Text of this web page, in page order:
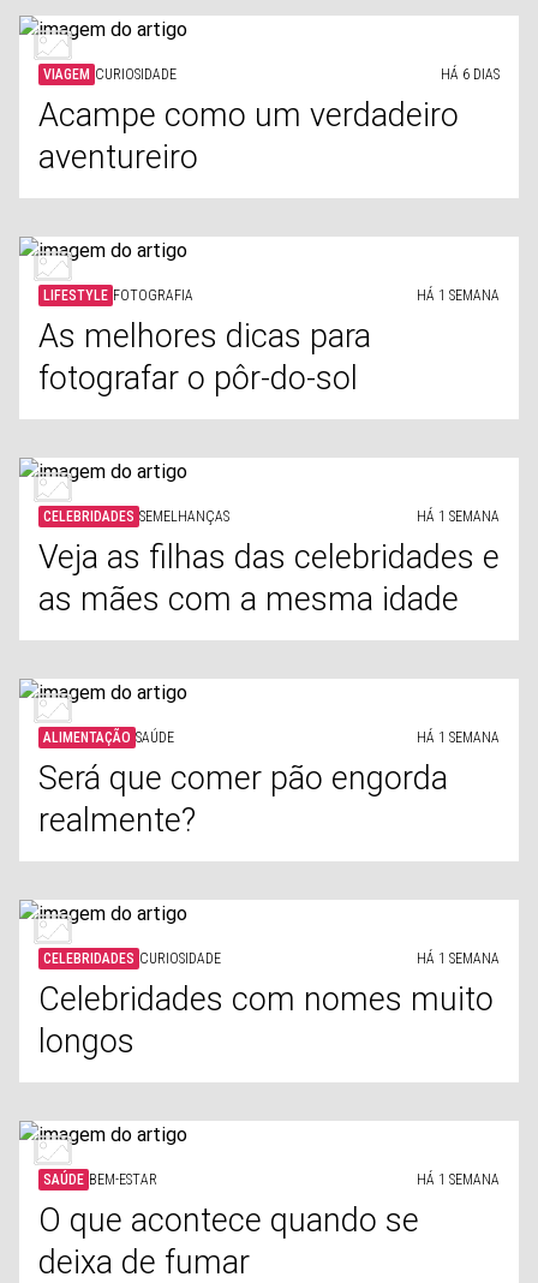
VIAGEM CURIOSIDADE HÁ 6 DIAS
Acampe como um verdadeiro
aventureiro
LIFESTYLE FOTOGRAFIA HÁ 1 SEMANA
As melhores dicas para
fotografar o pôr-do-sol
CELEBRIDADES SEMELHANÇAS HÁ 1 SEMANA
Veja as filhas das celebridades e
as mães com a mesma idade
ALIMENTAÇÃO SAÚDE HÁ 1 SEMANA
Será que comer pão engorda
realmente?
CELEBRIDADES CURIOSIDADE HÁ 1 SEMANA
Celebridades com nomes muito
longos
SAÚDE BEM-ESTAR HÁ 1 SEMANA
O que acontece quando se
deixa de fumar